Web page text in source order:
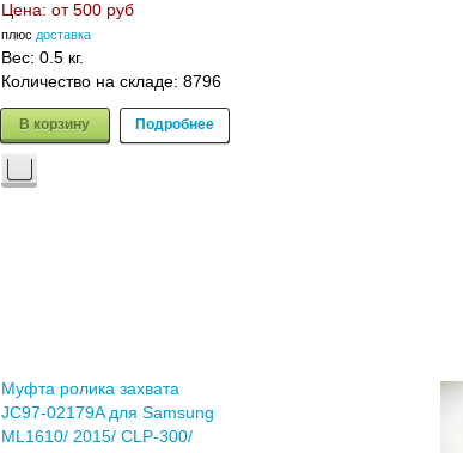
Цена: от 500 руб
плюс доставка
Вес: 0.5 кг.
Количество на складе: 8796
В корзину Подробнее
Муфта ролика захвата
JC97-02179A для Samsung
ML1610/ 2015/ CLP-300/